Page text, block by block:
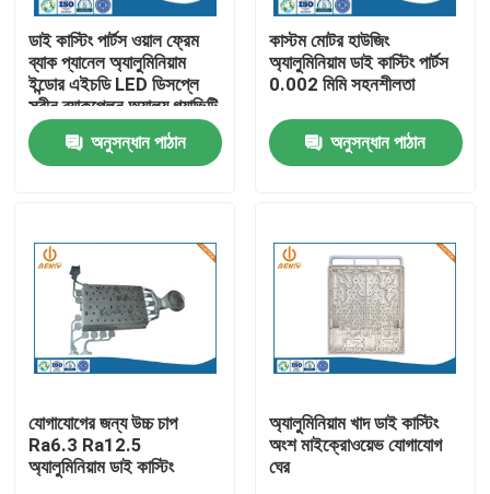
পণ্য
আমাদের সম্পর্কে
মান নিয়ন্ত্রণ
ডাই কাস্টিং পার্টস ওয়াল ফ্রেম
ব্যাক প্যানেল অ্যালুমিনিয়াম
ইন্ডোর এইচডি LED ডিসপ্লে
স্ক্রীন ব্যাকপ্লেন অ্যালয় গ্র্যাভিটি
ক্যাবিনেট
অনুসন্ধান পাঠান
কাস্টম মোটর হাউজিং
অ্যালুমিনিয়াম ডাই কাস্টিং পার্টস
0.002 মিমি সহনশীলতা
অনুসন্ধান পাঠান
যোগাযোগের জন্য উচ্চ চাপ
Ra6.3 Ra12.5
অ্যালুমিনিয়াম ডাই কাস্টিং
অ্যালুমিনিয়াম খাদ ডাই কাস্টিং
অংশ মাইক্রোওয়েভ যোগাযোগ
ঘের